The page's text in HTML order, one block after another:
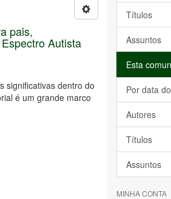
pais,
Autista
significativas dentro do
é um grande marco
Títulos
Assuntos
Esta
Por data
Autores
Títulos
Assuntos
MINHA CONTA